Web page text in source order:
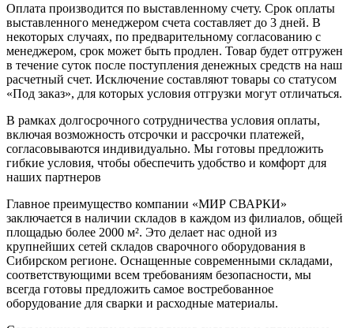
Оплата производится по выставленному счету. Срок оплаты
выставленного менеджером счета составляет до 3 дней. В
некоторых случаях, по предварительному согласованию с
менеджером, срок может быть продлен. Товар будет отгружен
в течение суток после поступления денежных средств на наш
расчетный счет. Исключение составляют товары со статусом
«Под заказ», для которых условия отгрузки могут отличаться.
В рамках долгосрочного сотрудничества условия оплаты,
включая возможность отсрочки и рассрочки платежей,
согласовываются индивидуально. Мы готовы предложить
гибкие условия, чтобы обеспечить удобство и комфорт для
наших партнеров
Главное преимущество компании «МИР СВАРКИ»
заключается в наличии складов в каждом из филиалов, общей
площадью более 2000 м². Это делает нас одной из
крупнейших сетей складов сварочного оборудования в
Сибирском регионе. Оснащенные современными складами,
соответствующими всем требованиям безопасности, мы
всегда готовы предложить самое востребованное
оборудование для сварки и расходные материалы.